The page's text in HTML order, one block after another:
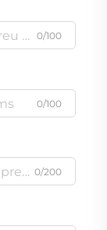
0/100
0/100
0/200